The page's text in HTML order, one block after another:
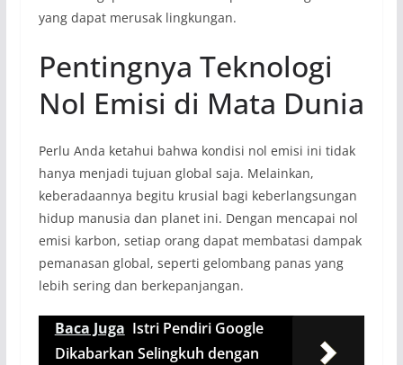
yang dapat merusak lingkungan.
Pentingnya Teknologi
Nol Emisi di Mata Dunia
Perlu Anda ketahui bahwa kondisi nol emisi ini tidak
hanya menjadi tujuan global saja. Melainkan,
keberadaannya begitu krusial bagi keberlangsungan
hidup manusia dan planet ini. Dengan mencapai nol
emisi karbon, setiap orang dapat membatasi dampak
pemanasan global, seperti gelombang panas yang
lebih sering dan berkepanjangan.
Baca Juga Istri Pendiri Google
Dikabarkan Selingkuh dengan